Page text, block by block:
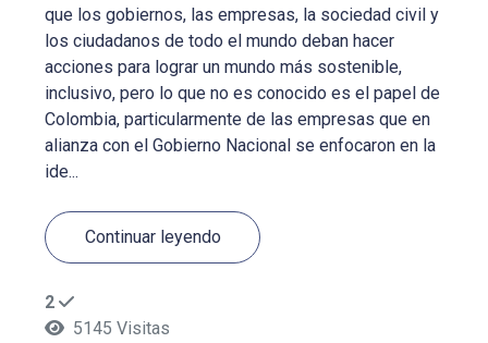
que los gobiernos, las empresas, la sociedad civil y
los ciudadanos de todo el mundo deban hacer
acciones para lograr un mundo más sostenible,
inclusivo, pero lo que no es conocido es el papel de
Colombia, particularmente de las empresas que en
alianza con el Gobierno Nacional se enfocaron en la
ide...
Continuar leyendo
2
5145 Visitas